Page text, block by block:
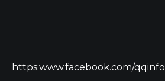
https:www.facebook.com/qqinfo